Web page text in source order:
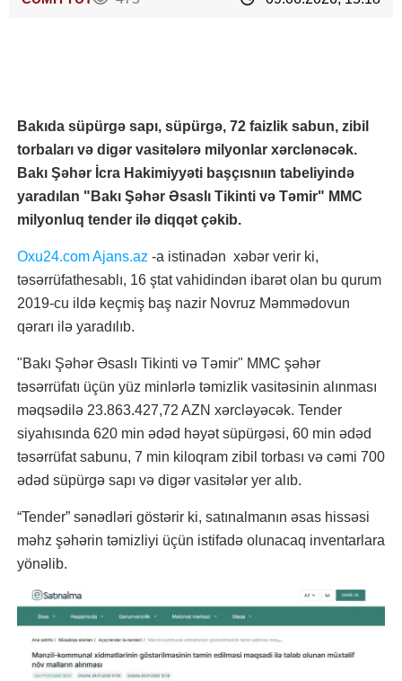
Bakıda süpürgə sapı, süpürgə, 72 faizlik sabun, zibil
torbaları və digər vasitələrə milyonlar xərclənəcək.
Bakı Şəhər İcra Hakimiyyəti başçısnıın tabeliyində
yaradılan "Bakı Şəhər Əsaslı Tikinti və Təmir" MMC
milyonluq tender ilə diqqət çəkib.
Oxu24.comAjans.az -a istinadən xəbər verir ki,
təsərrüfathesablı, 16 ştat vahidindən ibarət olan bu qurum
2019-cu ildə keçmiş baş nazir Novruz Məmmədovun
qərarı ilə yaradılıb.
"Bakı Şəhər Əsaslı Tikinti və Təmir" MMC şəhər
təsərrüfatı üçün yüz minlərlə təmizlik vasitəsinin alınması
məqsədilə 23.863.427,72 AZN xərcləyəcək. Tender
siyahısında 620 min ədəd həyət süpürgəsi, 60 min ədəd
təsərrüfat sabunu, 7 min kiloqram zibil torbası və cəmi 700
ədəd süpürgə sapı və digər vasitələr yer alıb.
“Tender” sənədləri göstərir ki, satınalmanın əsas hissəsi
məhz şəhərin təmizliyi üçün istifadə olunacaq inventarlara
yönəlib.